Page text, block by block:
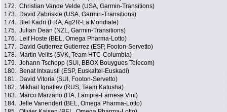
172. Christian Vande Velde (USA, Garmin-Transitions)
173.
David Zabriskie (USA, Garmin-Transitions)
174.
Blel Kadri (FRA, Ag2R-La Mondiale)
175. Julian Dean (NZL, Garmin-Transitions)
176.
Leif Hoste (BEL, Omega Pharma-Lotto)
177.
David Gutierrez Gutierrez (ESP, Footon-Servetto)
178.
Martin Velits (SVK, Team HTC-Columbia)
179. Johann Tschopp (SUI, BBOX Bouygues Telecom)
180.
Benat Intxausti (ESP, Euskaltel-Euskadi)
181.
David Vitoria (SUI, Footon-Servetto)
182.
Mikhail Ignatiev (RUS, Team Katusha)
183.
Marco Marzano (ITA, Lampre-Farnese Vini)
184. Jelle Vanendert (BEL, Omega Pharma-Lotto)